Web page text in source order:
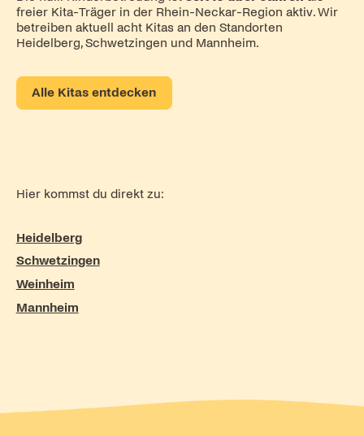
freier Kita-Träger in der Rhein-Neckar-Region aktiv. Wir
betreiben aktuell acht Kitas an den Standorten
Heidelberg, Schwetzingen und Mannheim.
Alle Kitas entdecken
Hier kommst du direkt zu:
Heidelberg
Schwetzingen
Weinheim
Mannheim